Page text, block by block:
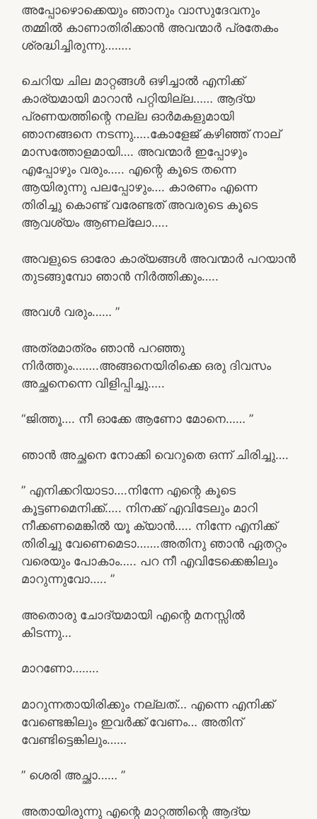
അപ്പോഴൊക്കെയും ഞാനും വാസുദേവനും
തമ്മിൽ കാണാതിരിക്കാൻ അവന്മാർ പ്രതേകം
ശ്രദ്ധിച്ചിരുന്നു……..
ചെറിയ ചില മാറ്റങ്ങൾ ഒഴിച്ചാൽ എനിക്ക്
കാര്യമായി മാറാൻ പറ്റിയില്ല…… ആദ്യ
പ്രണയത്തിന്റെ നല്ല ഓർമകളുമായി
ഞാനങ്ങനെ നടന്നു…..കോളേജ് കഴിഞ്ഞ് നാല്
മാസത്തോളമായി…. അവന്മാർ ഇപ്പോഴും
എപ്പോഴും വരും….. എന്റെ കൂടെ തന്നെ
ആയിരുന്നു പലപ്പോഴും…. കാരണം എന്നെ
തിരിച്ചു കൊണ്ട് വരേണ്ടത് അവരുടെ കൂടെ
ആവശ്യം ആണല്ലോ…..
അവളുടെ ഓരോ കാര്യങ്ങൾ അവന്മാർ പറയാൻ
തുടങ്ങുമ്പോ ഞാൻ നിർത്തിക്കും…..
അവൾ വരും…… ”
അത്രമാത്രം ഞാൻ പറഞ്ഞു
നിർത്തും……..അങ്ങനെയിരിക്കെ ഒരു ദിവസം
അച്ഛനെന്നെ വിളിപ്പിച്ചു…..
“ജിത്തൂ…. നീ ഓക്കേ ആണോ മോനെ…… ”
ഞാൻ അച്ഛനെ നോക്കി വെറുതെ ഒന്ന് ചിരിച്ചു….
” എനിക്കറിയാടാ….നിന്നേ എന്റെ കൂടെ
കൂട്ടണമെനിക്ക്….. നിനക്ക് എവിടേലും മാറി
നീക്കണമെങ്കിൽ യൂ ക്യാൻ….. നിന്നേ എനിക്ക്
തിരിച്ചു വേണെമെടാ…….അതിനു ഞാൻ ഏതറ്റം
വരെയും പോകാം….. പറ നീ എവിടേക്കെങ്കിലും
മാറുന്നുവോ….. ”
അതൊരു ചോദ്യമായി എന്റെ മനസ്സിൽ
കിടന്നു…
മാറണോ……..
മാറുന്നതായിരിക്കും നല്ലത്… എന്നെ എനിക്ക്
വേണ്ടെങ്കിലും ഇവർക്ക് വേണം… അതിന്
വേണ്ടിട്ടെങ്കിലും……
” ശെരി അച്ഛാ…… ”
അതായിരുന്നു എന്റെ മാറ്റത്തിന്റെ ആദ്യ